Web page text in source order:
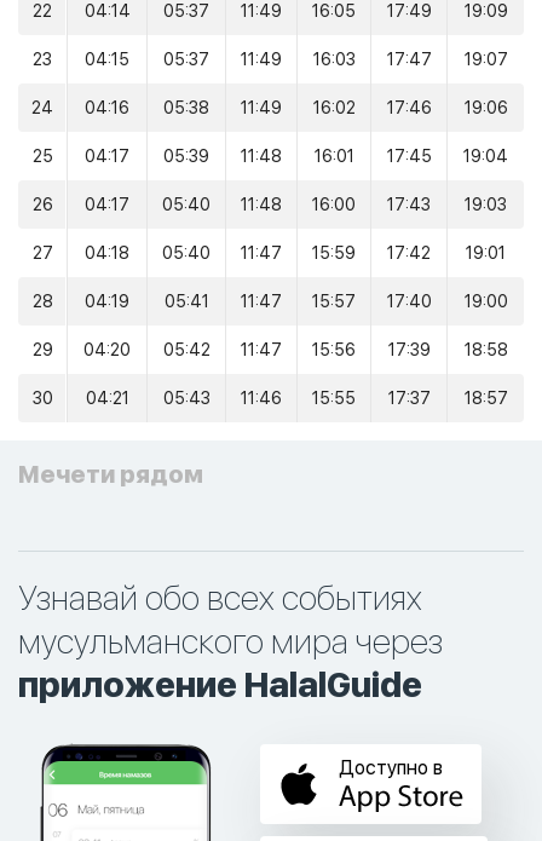
22 04:14 05:37 11:49 16:05 17:49 19:09
23 04:15 05:37 11:49 16:03 17:47 19:07
24 04:16 05:38 11:49 16:02 17:46 19:06
25 04:17 05:39 11:48 16:01 17:45 19:04
26 04:17 05:40 11:48 16:00 17:43 19:03
27 04:18 05:40 11:47 15:59 17:42 19:01
28 04:19 05:41 11:47 15:57 17:40 19:00
29 04:20 05:42 11:47 15:56 17:39 18:58
30 04:21 05:43 11:46 15:55 17:37 18:57
Мечети рядом
Узнавай обо всех событиях
мусульманского мира через
приложение HalalGuide
Доступно в